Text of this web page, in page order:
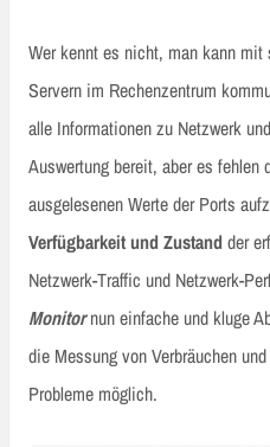
Wer kennt es nicht, man kann
Servern im Rechenzentrum
alle Informationen zu Netzwerk
Auswertung bereit, aber es fehlen
ausgelesenen Werte der Ports
Verfügbarkeit und Zustandder
Netzwerk-Traffic und Netzwerk-
Monitornun einfache und kluge
die Messung von Verbräuchen
Probleme möglich.